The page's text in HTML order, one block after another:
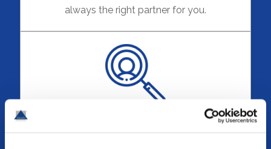
always the right partner for you.